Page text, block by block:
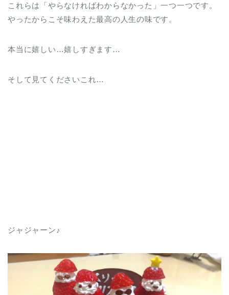
これらは「やらなければわからなかった」一つ一つです。
やったからこそ味わえた最高の人生の味です。
本当に嬉しい…嬉しすぎます…
そして見てくださいこれ…
ジャジャーン♪